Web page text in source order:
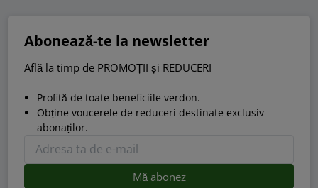
Abonează-te la newsletter
Află la timp de PROMOȚII și REDUCERI
Profită de toate beneficiile verdon.
Obține voucerele de reduceri destinate exclusiv
abonaților.